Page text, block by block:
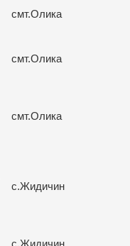
смт.Олика
смт.Олика
смт.Олика
с.Жидичин